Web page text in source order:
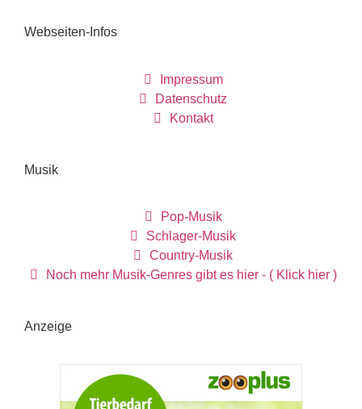
Webseiten-Infos
Impressum
Datenschutz
Kontakt
Musik
Pop-Musik
Schlager-Musik
Country-Musik
Noch mehr Musik-Genres gibt es hier - ( Klick hier )
Anzeige